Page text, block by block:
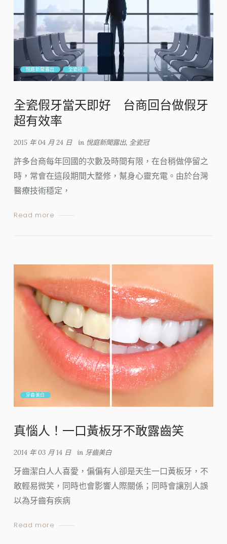
悅庭新聞露出 全瓷冠
全瓷假牙當天即好 台商回台做假牙
超有效率
2015 年 04 月 24 日 in 悅庭新聞露出, 全瓷冠
許多台商每年回國的次數及時間有限，在台稍做停留之
時，常會在這段期間大整修，幫身心靈充電。由於台灣
醫療技術穩定，
Read more
牙齒美白
真惱人！一口黃板牙不敢露齒笑
2014 年 03 月 14 日 in 牙齒美白
牙齒潔白人人喜愛，偏偏有人卻是天生一口黃板牙，不
敢輕易微笑，同時也會影響人際關係；同時會讓別人誤
以為牙齒有疾病
Read more